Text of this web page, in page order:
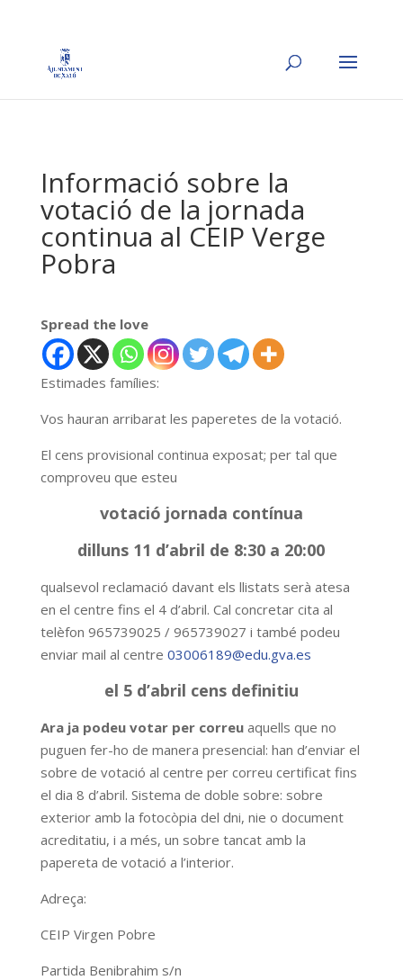
Informació sobre la
votació de la jornada
continua al CEIP Verge
Pobra
Spread the love
Estimades famílies:
Vos hauran arribarat les paperetes de la votació.
El cens provisional continua exposat; per tal que
comproveu que esteu
votació jornada contínua
dilluns 11 d’abril de 8:30 a 20:00
qualsevol reclamació davant els llistats serà atesa
en el centre fins el 4 d’abril. Cal concretar cita al
telèfon 965739025 / 965739027 i també podeu
enviar mail al centre 03006189@edu.gva.es
el 5 d’abril cens definitiu
Ara ja podeu votar per correuaquells que no
puguen fer-ho de manera presencial: han d’enviar el
sobre de votació al centre per correu certificat fins
el dia 8 d’abril. Sistema de doble sobre: sobre
exterior amb la fotocòpia del dni, nie o document
acreditatiu, i a més, un sobre tancat amb la
papereta de votació a l’interior.
Adreça:
CEIP Virgen Pobre
Partida Benibrahim s/n